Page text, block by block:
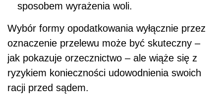
sposobem wyrażenia woli.
Wybór formy opodatkowania wyłącznie przez
oznaczenie przelewu może być skuteczny –
jak pokazuje orzecznictwo – ale wiąże się z
ryzykiem konieczności udowodnienia swoich
racji przed sądem.